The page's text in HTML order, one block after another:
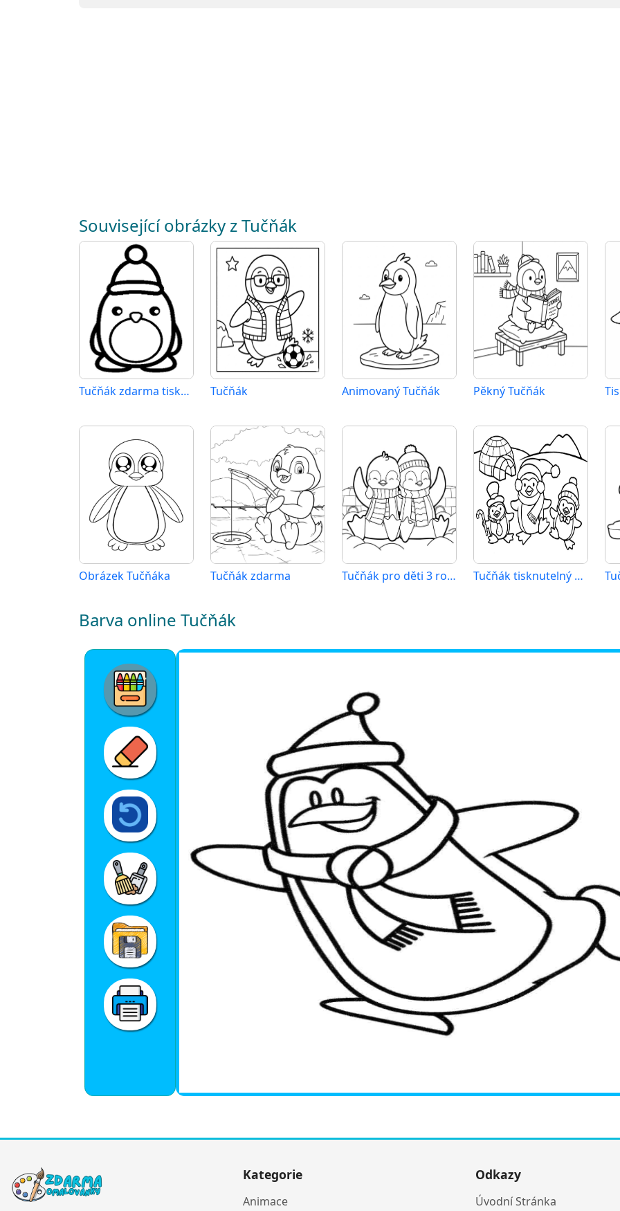
Související obrázky z Tučňák
Tučňák zdarma tisknutelný Tučňák Animovaný Tučňák Pěkný Tučňák
Obrázek Tučňáka Tučňák zdarma Tučňák pro děti 3 roky Tučňák tisknutelný pro děti
Barva online Tučňák
Kategorie
Animace
Odkazy
Úvodní Stránka